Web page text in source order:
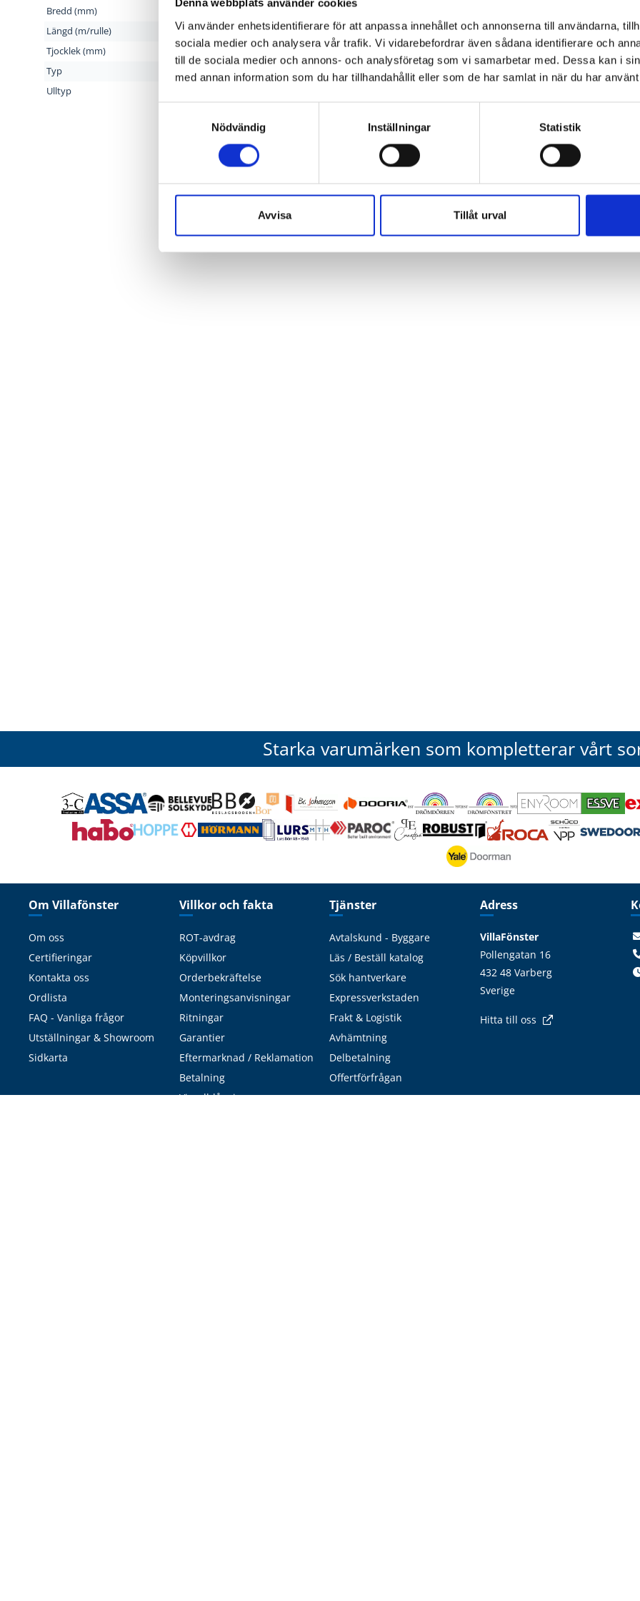
Denna webbplats använder cookies
Vi använder enhetsidentifierare för att anpassa innehållet och annonserna till användarna,
sociala medier och analysera vår trafik. Vi vidarebefordrar även sådana identifierare och
till de sociala medier och annons- och analysföretag som vi samarbetar med. Dessa kan i
med annan information som du har tillhandahållit eller som de har samlat in när du har
Nödvändig
Inställningar Statistik
Avvisa Tillåt urval
Bredd (mm)
50
Längd (m/rulle)
15
Tjocklek (mm)
22
Typ
Drevningsremsa
Ulltyp
Starka varumärken som kompletterar vårt
Om Villafönster
Om oss
Certifieringar
Kontakta oss
Ordlista
FAQ - Vanliga frågor
Utställningar & Showroom
Sidkarta
Villkor och fakta
ROT-avdrag
Köpvillkor
Orderbekräftelse
Monteringsanvisningar
Ritningar
Garantier
Eftermarknad / Reklamation
Betalning
Visselblåsning
Tjänster
Avtalskund - Byggare
Läs / Beställ katalog
Sök hantverkare
Expressverkstaden
Frakt & Logistik
Avhämtning
Delbetalning
Offertförfrågan
Adress
VillaFönster
Pollengatan 16
432 48 Varberg
Sverige
Hitta till oss